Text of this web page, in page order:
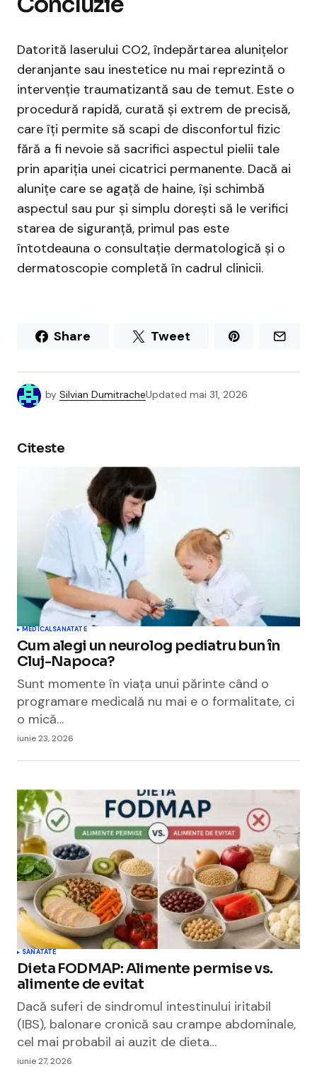
Datorită laserului CO2, îndepărtarea alunițelor
deranjante sau inestetice nu mai reprezintă o
intervenție traumatizantă sau de temut. Este o
procedură rapidă, curată și extrem de precisă,
care îți permite să scapi de disconfortul fizic
fără a fi nevoie să sacrifici aspectul pielii tale
prin apariția unei cicatrici permanente. Dacă ai
alunițe care se agață de haine, își schimbă
aspectul sau pur și simplu dorești să le verifici
starea de siguranță, primul pas este
întotdeauna o consultație dermatologică și o
dermatoscopie completă în cadrul clinicii.
Share Tweet
by Silvian DumitracheUpdated mai 31, 2026
Citeste
MEDICALSANATATE
Cum alegi un neurolog pediatru bun în
Cluj-Napoca?
Sunt momente în viața unui părinte când o
programare medicală nu mai e o formalitate, ci
o mică…
iunie 23, 2026
SANATATE
Dieta FODMAP: Alimente permise vs.
alimente de evitat
Dacă suferi de sindromul intestinului iritabil
(IBS), balonare cronică sau crampe abdominale,
cel mai probabil ai auzit de dieta…
iunie 27, 2026